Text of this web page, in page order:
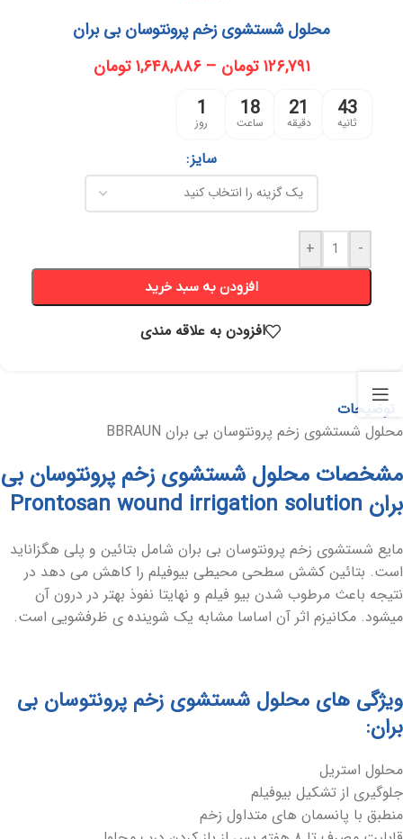
محلول شستشوی زخم پرونتوسان بی بران
۱۲۶,۷۹۱ تومان – ۱,۶۴۸,۸۸۶ تومان
1
روز
18
ساعت
21
دقیقه
42
ثانیه
سایز
-
+
افزودن به سبد خرید
افزودن به علاقه مندی
توضیحات
محلول شستشوی زخم پرونتوسان بی بران BBRAUN
مشخصات محلول شستشوی زخم پرونتوسان بی
بران Prontosan wound irrigation solution
مایع شستشوی زخم پرونتوسان بی بران شامل بتائین و پلی هگزاناید
است. بتائین کشش سطحی محیطی بیوفیلم را کاهش می دهد در
نتیجه باعث مرطوب شدن بیو فیلم و نهایتا نفوذ بهتر در درون آن
میشود. مکانیزم اثر آن اساسا مشابه یک شوینده ی ظرفشویی است.
ویژگی های محلول شستشوی زخم پرونتوسان بی
بران:
محلول استریل
جلوگیری از تشکیل بیوفیلم
منطبق با پانسمان های متداول زخم